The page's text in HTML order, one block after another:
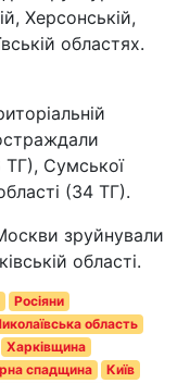
Херсонській,
областях.
ТГ), Сумської
(34 ТГ).
зруйнували
області.
Росіяни
область
Харківщина
спадщина
Київ